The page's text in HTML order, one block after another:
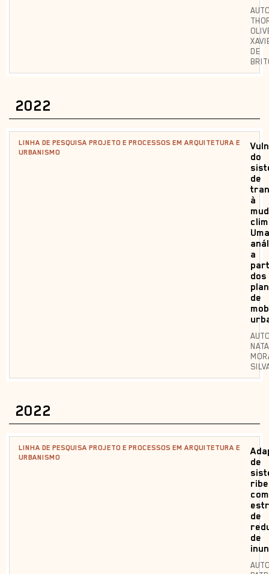
DE
2022
LINHA DE PESQUISA PROJETO E PROCESSOS EM ARQUITETURA E
URBANISMO
do
de
à
Uma
a
dos
de
2022
LINHA DE PESQUISA PROJETO E PROCESSOS EM ARQUITETURA E
URBANISMO
de
de
de